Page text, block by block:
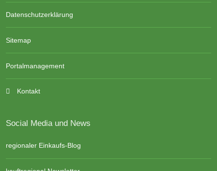
Datenschutzerklärung
Sitemap
Portalmanagement
Kontakt
Social Media und News
regionaler Einkaufs-Blog